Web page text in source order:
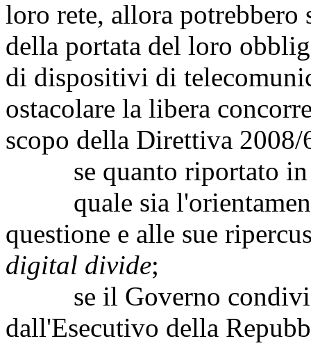
loro rete, allora
della portata del loro
di dispositivi di
ostacolare la libera
scopo della Direttiva
se quanto riportato in
quale sia
questione e alle sue
digital divide;
se il Governo
dall'Esecutivo della